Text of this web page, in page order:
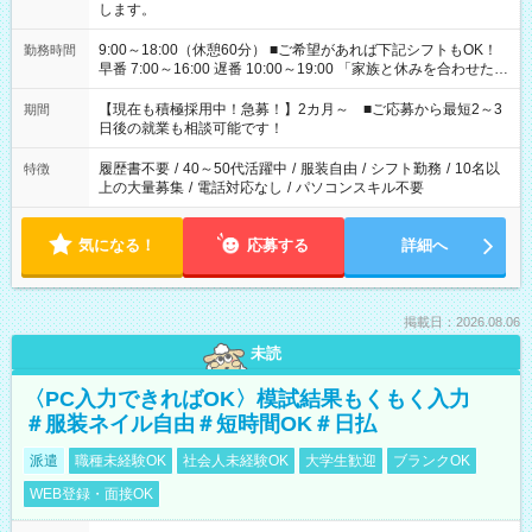
します。
勤務時間
9:00～18:00（休憩60分） ■ご希望があれば下記シフトもOK！
早番 7:00～16:00 遅番 10:00～19:00 「家族と休みを合わせた
い」 「余裕を持って夕飯の準備がしたい」 「できれば残業はし
たくない」 など、ご希望を教えてくださいね。 ※Wワーク希望
の方へ 今ご覧のお仕事で希望する勤務時間と、もう1つのお仕事
の勤務時間。 合計で週40時間を超える場合は応募できません。
期間
【現在も積極採用中！急募！】2カ月～ ■ご応募から最短2～3
日後の就業も相談可能です！
特徴 履歴書不要 / 40～50代活躍中 / 服装自由 / シフト勤務 / 10名以
上の大量募集 / 電話対応なし / パソコンスキル不要
気になる！ 応募する 詳細へ
掲載日：2026.08.06
未読
〈PC入力できればOK〉模試結果もくもく入力
＃服装ネイル自由＃短時間OK＃日払
派遣 職種未経験OK 社会人未経験OK 大学生歓迎
ブランクOK
WEB登録・面接OK